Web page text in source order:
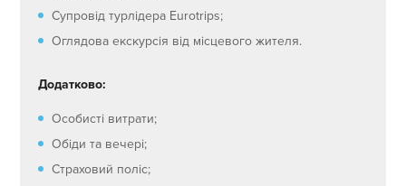
Супровід турлідера Eurotrips;
Оглядова екскурсія від місцевого жителя.
Додатково:
Особисті витрати;
Обіди та вечері;
Страховий поліс;